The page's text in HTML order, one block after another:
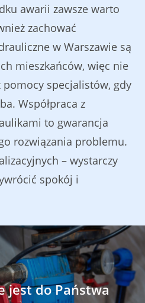
awarii zawsze warto
zachować
w Warszawie są
mieszkańców, więc nie
pomocy specjalistów, gdy
Współpraca z
to gwarancja
rozwiązania problemu.
– wystarczy
spokój i
jest do Państwa